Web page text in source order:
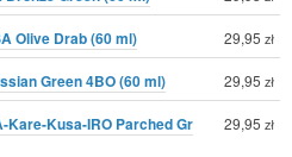
Olive Drab (60 ml) 29,95 zł
Green 4BO (60 ml) 29,95 zł
Kare-Kusa-IRO Parched Gr
29,95 zł